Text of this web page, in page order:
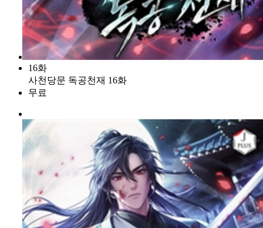
16화
사천당문 독공천재 16화
무료